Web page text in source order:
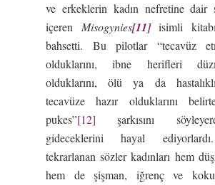
ve erkeklerin kadın nefretine dair
içeren Misogynies[11]isimli
bahsetti. Bu pilotlar “tecavüz
olduklarını, ibne herifleri
olduklarını, ölü ya da
tecavüze hazır olduklarını
pukes”[12] şarkısını
gideceklerini hayal
tekrarlanan sözler kadınları hem
hem de şişman, iğrenç ve